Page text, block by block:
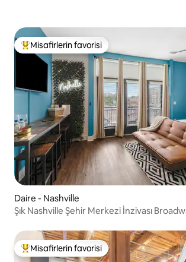
Misafirlerin favorilerinden en beğenilenler
Misafirlerin favorisi
Daire - Nashville
Şık Nashville Şehir Merkezi İnzivası
Misafirlerin favorilerinden en beğenilenler
Misafirlerin favorisi